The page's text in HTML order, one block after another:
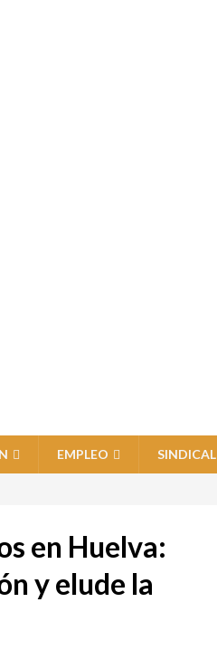
EMPLEO SINDICAL
en Huelva:
y elude la